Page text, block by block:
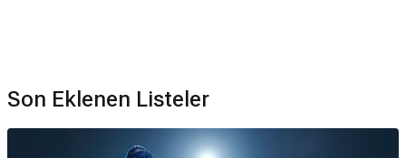
Son Eklenen Listeler